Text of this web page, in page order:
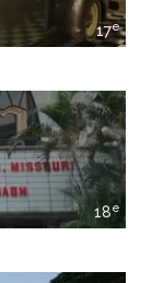
17e
18e